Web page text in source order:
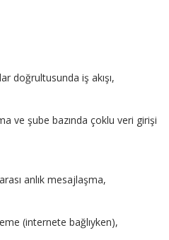
doğrultusunda iş akışı,
ve şube bazında çoklu veri girişi
anlık mesajlaşma,
(internete bağlıyken),